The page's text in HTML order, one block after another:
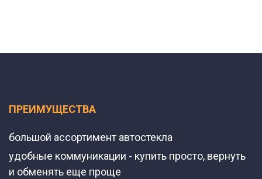
ПРЕИМУЩЕСТВА
большой ассортимент автостекла
удобные коммуникации - купить просто, вернуть
и обменять еще проще